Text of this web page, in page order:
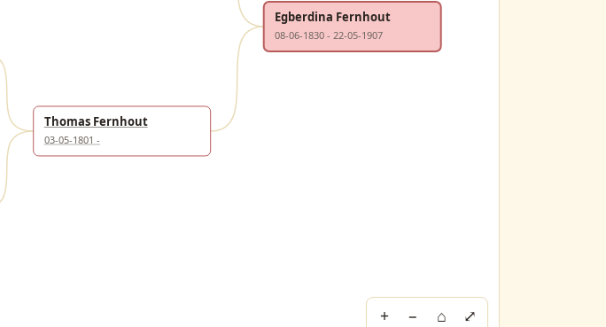
Thomas Fernhout
03-05-1801 -
Egberdina Fernhout
08-06-1830 - 22-05-1907
+ − ⌂ ⤢